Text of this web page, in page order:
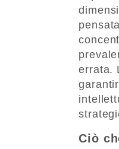
errata.
Ciò